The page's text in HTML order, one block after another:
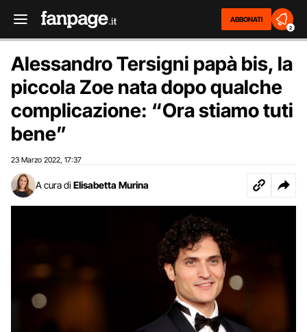
ABBONATI
2
Alessandro Tersigni papà bis, la
piccola Zoe nata dopo qualche
complicazione: “Ora stiamo tuti
bene”
23 Marzo 2022 17:37
A cura di Elisabetta Murina